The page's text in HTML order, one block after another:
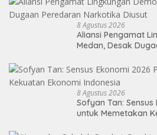
8 Agustus 2026
Aliansi Pengamat
Medan, Desak
8 Agustus 2026
Sofyan Tan:
untuk Memetakan